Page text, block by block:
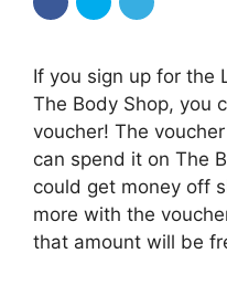
If you sign up for the
The Body Shop, you
voucher! The
can spend it on The
could get money off
more with the
that amount will be